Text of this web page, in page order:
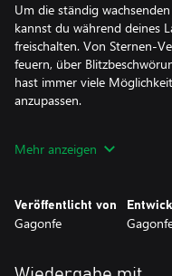
Um die ständig
kannst du während deines
freischalten. Von Sternen-
feuern, über
hast immer viele
anzupassen.
du permanente Upgrades
viele weitere freischaltbare
Mehr anzeigen
Veröffentlicht von
Gagonfe